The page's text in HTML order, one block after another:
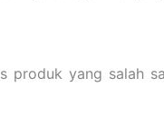
produk yang salah